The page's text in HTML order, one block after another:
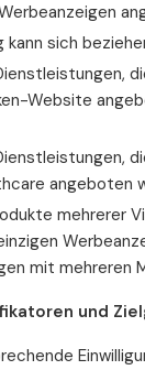
kann sich
Website
angeboten
mehrerer
mit mehreren
und